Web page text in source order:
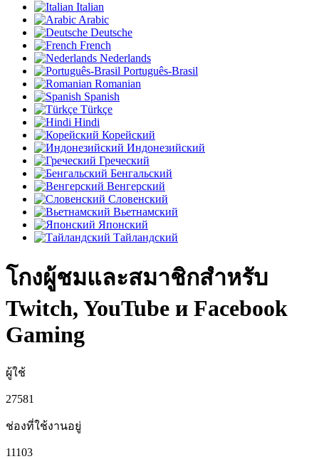
Italian
Arabic
Deutsche
French
Nederlands
Português-Brasil
Romanian
Spanish
Türkçe
Hindi
Корейский
Индонезийский
Греческий
Бенгальский
Венгерский
Словенский
Вьетнамский
Японский
Тайландский
โกงผู้ชมและสมาชิกสำหรับ
Twitch, YouTube и Facebook
Gaming
ผู้ใช้
27581
ช่องที่ใช้งานอยู่
11103